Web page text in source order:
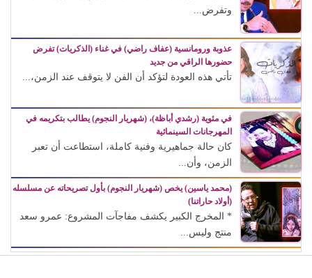
وتفرض...
عذوبة ورومانسية (عفاف راضي) في غناء (الذكريات) تفرض
حضورها الراقي من جديد
تأتي هذه العودة لتؤكد أن الفن لا يتوقف عند الزمن،...
في مئوية (رشدي أباظة)، (شهريار النجوم) يطالب بتكريمه في
المهرجانات السينمائية
كان حالة جماهيرية وفنية كاملة، استطاعت أن تعبر
الزمن، وأن...
(محمد ياسين) يخص (شهريار النجوم) بأول تصريحاته عن مسلسله
(أولاد حاراتنا)
* المخرج الكبير يكشف مفاجآت المشروع: عمرو سعد
منتج وليس...